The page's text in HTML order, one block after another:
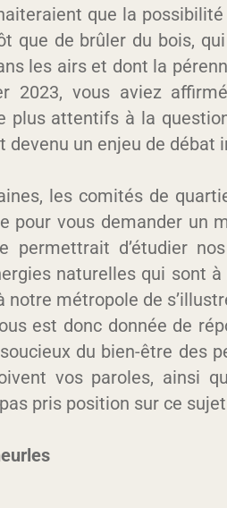
que la
que de brûler du bois,
les airs et dont la
2023, vous aviez
plus attentifs à la
devenu un enjeu de débat
les comités de
pour vous demander un
permettrait d’étudier
naturelles qui sont
notre métropole de
est donc donnée de
du bien-être des
vos paroles, ainsi
pris position sur ce